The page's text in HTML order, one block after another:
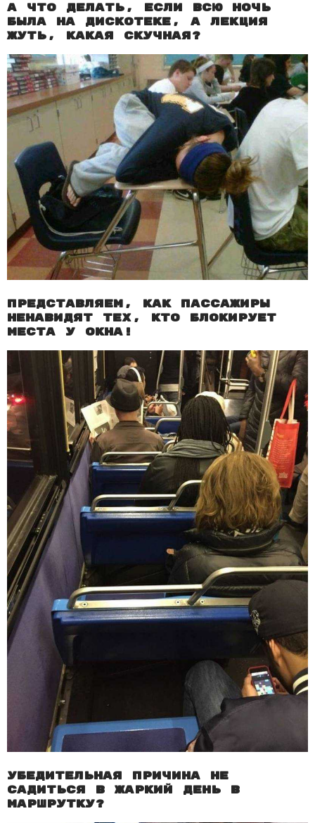
А что делать, если всю ночь
была на дискотеке, а лекция
жуть, какая скучная?
Представляем, как пассажиры
ненавидят тех, кто блокирует
места у окна!
Убедительная причина не
садиться в жаркий день в
маршрутку?